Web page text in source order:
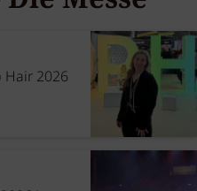
Hair 2026